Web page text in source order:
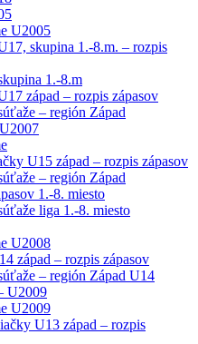
U2005
skupina 1.-8.m. – rozpis
1.-8.m
západ – rozpis zápasov
– región Západ
U15 západ – rozpis zápasov
– región Západ
1.-8. miesto
liga 1.-8. miesto
U2008
západ – rozpis zápasov
– región Západ U14
U2009
U2009
U13 západ – rozpis